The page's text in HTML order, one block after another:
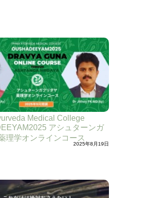
Medical College
アシュターンガ
理学オンラインコース
2025年8月19日